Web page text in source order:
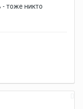
- тоже никто